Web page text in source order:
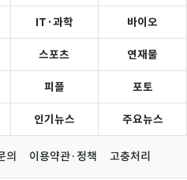
IT·과학 바이오
스포츠 연재물
피플 포토
인기뉴스 주요뉴스
의 이용약관·정책 고충처리